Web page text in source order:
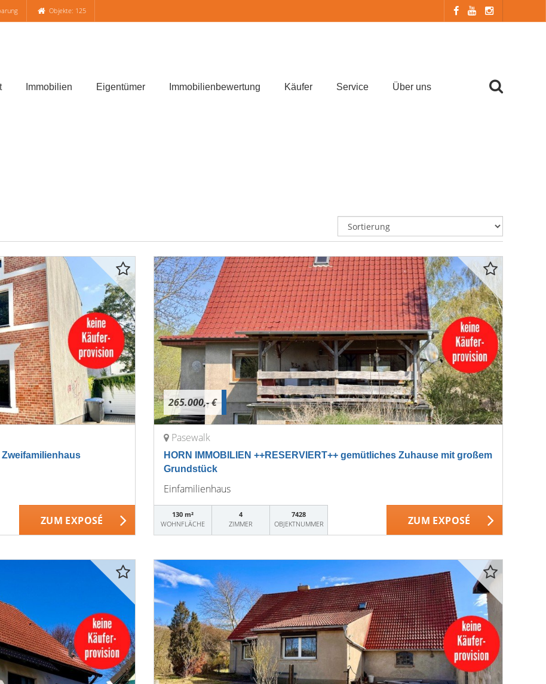
Objekte: 125
Immobilien Eigentümer Immobilienbewertung Käufer Service Über uns
Zweifamilienhaus
ZUM EXPOSÉ
265.000,- €
Pasewalk
HORN IMMOBILIEN ++RESERVIERT++ gemütliches Zuhause mit großem
Grundstück
Einfamilienhaus
130 m²
WOHNFLÄCHE
4
ZIMMER
7428
OBJEKTNUMMER
ZUM EXPOSÉ